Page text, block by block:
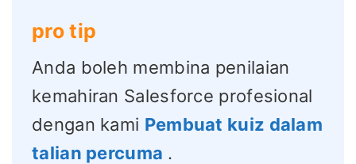
pro tip
Anda boleh membina penilaian
kemahiran Salesforce profesional
dengan kami Pembuat kuiz dalam
talian percuma .